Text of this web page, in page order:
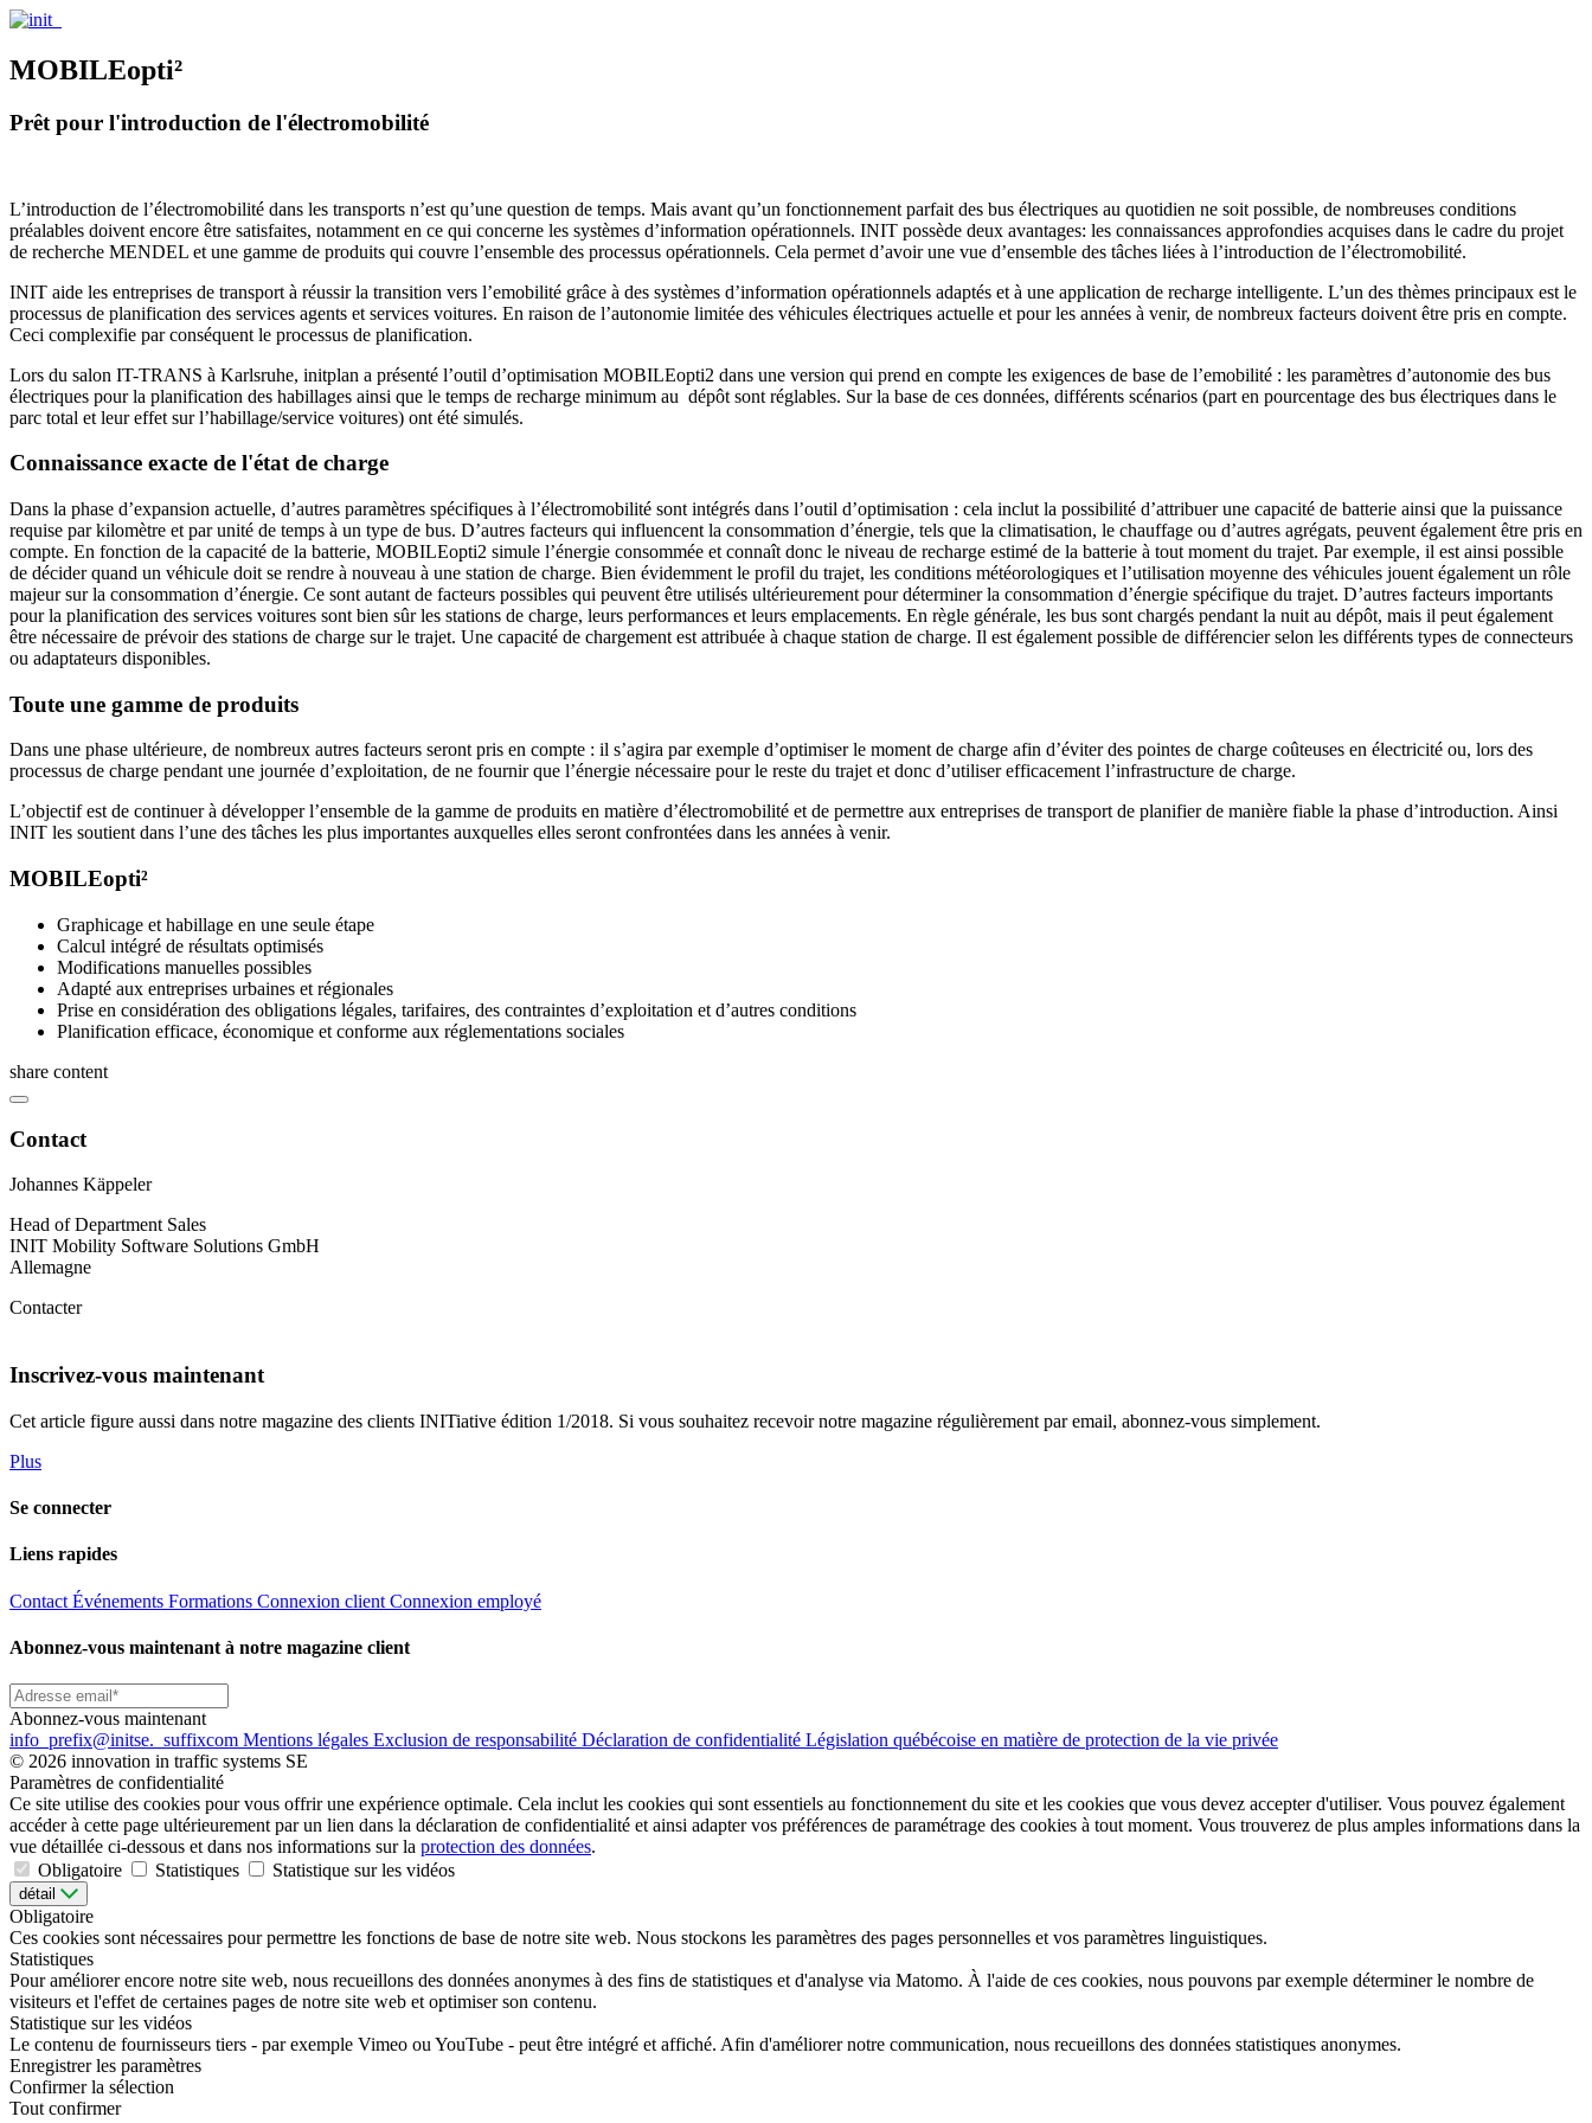
MOBILEopti²
Prêt pour l'introduction de l'électromobilité
L’introduction de l’électromobilité dans les transports n’est qu’une question de temps. Mais avant qu’un fonctionnement parfait des bus électriques au quotidien ne soit possible, de nombreuses conditions
préalables doivent encore être satisfaites, notamment en ce qui concerne les systèmes d’information opérationnels. INIT possède deux avantages: les connaissances approfondies acquises dans le cadre du projet
de recherche MENDEL et une gamme de produits qui couvre l’ensemble des processus opérationnels. Cela permet d’avoir une vue d’ensemble des tâches liées à l’introduction de l’électromobilité.
INIT aide les entreprises de transport à réussir la transition vers l’e­mobilité grâce à des systèmes d’information opérationnels adaptés et à une application de recharge intelligente. L’un des thèmes principaux est le
processus de planification des services agents et services voitures. En raison de l’autonomie limitée des véhicules électriques actuelle et pour les années à venir, de nombreux facteurs doivent être pris en compte.
Ceci complexifie par conséquent le processus de planification.
Lors du salon IT-­TRANS à Karlsruhe, initplan a présenté l’outil d’optimisation MOBILEopti2 dans une version qui prend en compte les exigences de base de l’e­mobilité : les paramètres d’autonomie des bus
électriques pour la planification des habillages ainsi que le temps de recharge minimum au dépôt sont réglables. Sur la base de ces données, différents scénarios (part en pourcentage des bus électriques dans le
parc total et leur effet sur l’habillage/service voitures) ont été simulés.
Connaissance exacte de l'état de charge
Dans la phase d’expansion actuelle, d’autres paramètres spécifiques à l’électromobilité sont intégrés dans l’outil d’optimisation : cela inclut la possibilité d’attribuer une capacité de batterie ainsi que la puissance
requise par kilomètre et par unité de temps à un type de bus. D’autres facteurs qui influencent la consommation d’énergie, tels que la climatisation, le chauffage ou d’autres agrégats, peuvent également être pris en
compte. En fonction de la capacité de la batterie, MOBILEopti2 simule l’énergie consommée et connaît donc le niveau de recharge estimé de la batterie à tout moment du trajet. Par exemple, il est ainsi possible
de décider quand un véhicule doit se rendre à nouveau à une station de charge. Bien évidemment le profil du trajet, les conditions météorologiques et l’utilisation moyenne des véhicules jouent également un rôle
majeur sur la consommation d’énergie. Ce sont autant de facteurs possibles qui peuvent être utilisés ultérieurement pour déterminer la consommation d’énergie spécifique du trajet. D’autres facteurs importants
pour la planification des services voitures sont bien sûr les stations de charge, leurs performances et leurs emplacements. En règle générale, les bus sont chargés pendant la nuit au dépôt, mais il peut également
être nécessaire de prévoir des stations de charge sur le trajet. Une capacité de chargement est attribuée à chaque station de charge. Il est également possible de différencier selon les différents types de connecteurs
ou adaptateurs disponibles.
Toute une gamme de produits
Dans une phase ultérieure, de nombreux autres facteurs seront pris en compte : il s’agira par exemple d’optimiser le moment de charge afin d’éviter des pointes de charge coûteuses en électricité ou, lors des
processus de charge pendant une journée d’exploitation, de ne fournir que l’énergie nécessaire pour le reste du trajet et donc d’utiliser efficacement l’infrastructure de charge.
L’objectif est de continuer à développer l’ensemble de la gamme de produits en matière d’électromobilité et de permettre aux entreprises de transport de planifier de manière fiable la phase d’introduction. Ainsi
INIT les soutient dans l’une des tâches les plus importantes auxquelles elles seront confrontées dans les années à venir.
MOBILEopti²
Graphicage et habillage en une seule étape
Calcul intégré de résultats optimisés
Modifications manuelles possibles
Adapté aux entreprises urbaines et régionales
Prise en considération des obligations légales, tarifaires, des contraintes d’exploitation et d’autres conditions
Planification efficace, économique et conforme aux réglementations sociales
share content
Contact
Johannes Käppeler
Head of Department Sales
INIT Mobility Software Solutions GmbH
Allemagne
Contacter
Inscrivez-vous maintenant
Cet article figure aussi dans notre magazine des clients INITiative édition 1/2018. Si vous souhaitez recevoir notre magazine régulièrement par email, abonnez-vous simplement.
Plus
Se connecter
Liens rapides
Contact Événements Formations Connexion client Connexion employé
Abonnez-vous maintenant à notre magazine client
Abonnez-vous maintenant
info _prefix@initse. _suffixcom Mentions légales Exclusion de responsabilité Déclaration de confidentialité Législation québécoise en matière de protection de la vie privée
© 2026 innovation in traffic systems SE
Paramètres de confidentialité
Ce site utilise des cookies pour vous offrir une expérience optimale. Cela inclut les cookies qui sont essentiels au fonctionnement du site et les cookies que vous devez accepter d'utiliser. Vous pouvez également
accéder à cette page ultérieurement par un lien dans la déclaration de confidentialité et ainsi adapter vos préférences de paramétrage des cookies à tout moment. Vous trouverez de plus amples informations dans la
vue détaillée ci-dessous et dans nos informations sur la protection des données.
Obligatoire
Statistiques Statistique sur les vidéos
détail
Obligatoire
Ces cookies sont nécessaires pour permettre les fonctions de base de notre site web. Nous stockons les paramètres des pages personnelles et vos paramètres linguistiques.
Statistiques
Pour améliorer encore notre site web, nous recueillons des données anonymes à des fins de statistiques et d'analyse via Matomo. À l'aide de ces cookies, nous pouvons par exemple déterminer le nombre de
visiteurs et l'effet de certaines pages de notre site web et optimiser son contenu.
Statistique sur les vidéos
Le contenu de fournisseurs tiers - par exemple Vimeo ou YouTube - peut être intégré et affiché. Afin d'améliorer notre communication, nous recueillons des données statistiques anonymes.
Enregistrer les paramètres
Confirmer la sélection
Tout confirmer